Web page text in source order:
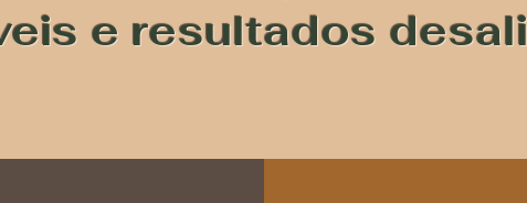
e resultados